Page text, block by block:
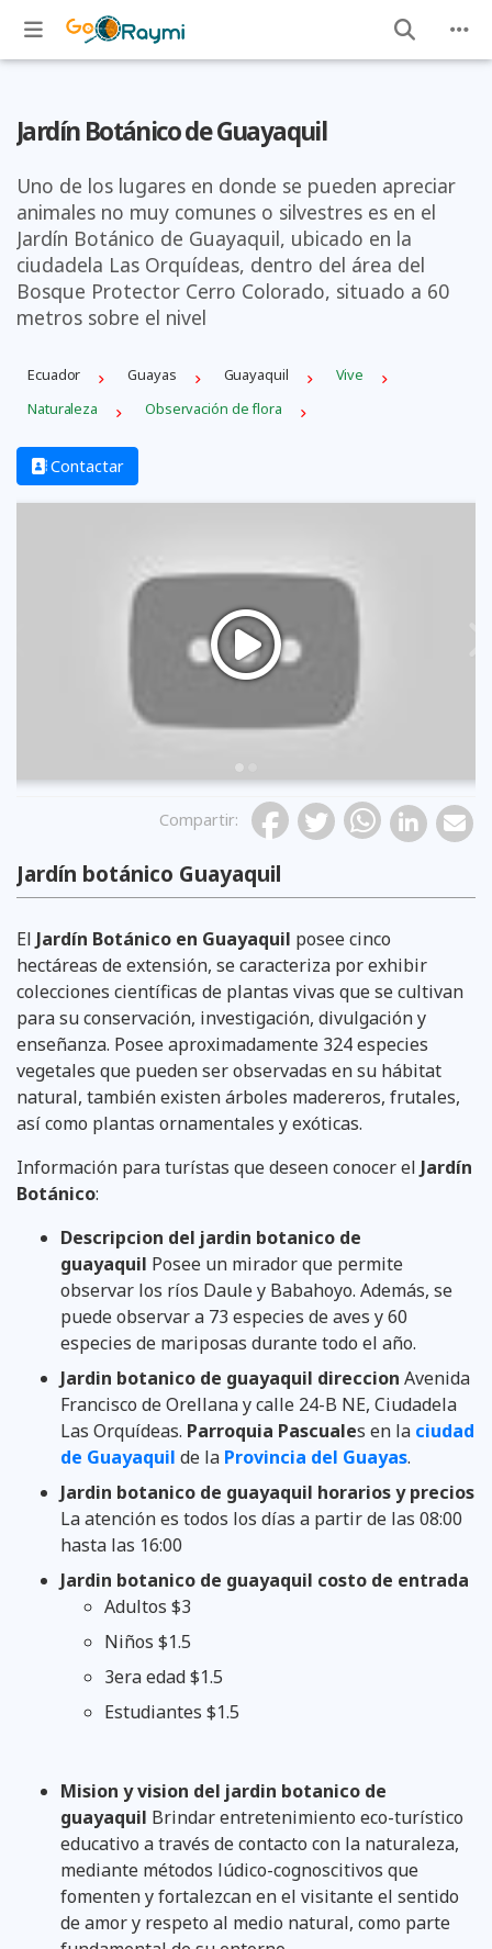
Jardín Botánico de Guayaquil
Uno de los lugares en donde se pueden apreciar
animales no muy comunes o silvestres es en el
Jardín Botánico de Guayaquil, ubicado en la
ciudadela Las Orquídeas, dentro del área del
Bosque Protector Cerro Colorado, situado a 60
metros sobre el nivel
Ecuador Guayas Guayaquil
Vive
Naturaleza
Observación de flora
Contactar
Compartir:
Jardín botánico Guayaquil
El Jardín Botánico en Guayaquil posee cinco
hectáreas de extensión, se caracteriza por exhibir
colecciones científicas de plantas vivas que se cultivan
para su conservación, investigación, divulgación y
enseñanza. Posee aproximadamente 324 especies
vegetales que pueden ser observadas en su hábitat
natural, también existen árboles madereros, frutales,
así como plantas ornamentales y exóticas.
Información para turístas que deseen conocer el Jardín
Botánico:
Descripcion del jardin botanico de
guayaquil Posee un mirador que permite
observar los ríos Daule y Babahoyo. Además, se
puede observar a 73 especies de aves y 60
especies de mariposas durante todo el año.
Jardin botanico de guayaquil direccion Avenida
Francisco de Orellana y calle 24-B NE, Ciudadela
Las Orquídeas. Parroquia Pascuales en la ciudad
de Guayaquil de la Provincia del Guayas.
Jardin botanico de guayaquil horarios y precios
La atención es todos los días a partir de las 08:00
hasta las 16:00
Jardin botanico de guayaquil costo de entrada
Adultos $3
Niños $1.5
3era edad $1.5
Estudiantes $1.5
Mision y vision del jardin botanico de
guayaquil Brindar entretenimiento eco-turístico
educativo a través de contacto con la naturaleza,
mediante métodos lúdico-cognoscitivos que
fomenten y fortalezcan en el visitante el sentido
de amor y respeto al medio natural, como parte